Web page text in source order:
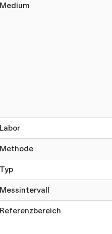
Medium
Labor
Methode
Typ
Messintervall
Referenzbereich